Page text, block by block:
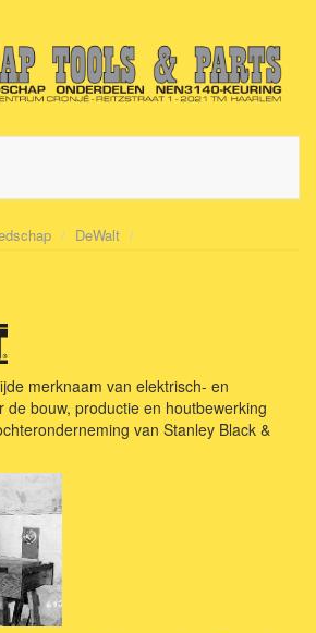
DeWalt
merknaam van elektrisch- en
de bouw, productie en houtbewerking
van Stanley Black &